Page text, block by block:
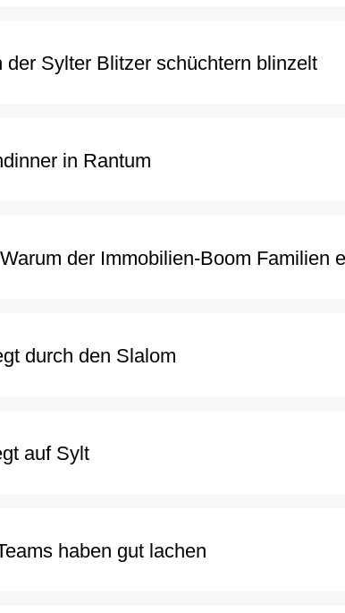
Sylter Blitzer schüchtern blinzelt
in Rantum
der Immobilien-Boom Familien
durch den Slalom
auf Sylt
haben gut lachen